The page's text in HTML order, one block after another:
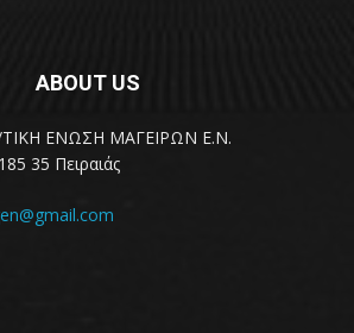
ABOUT US
ΕΝΩΣΗ ΜΑΓΕΙΡΩΝ Ε.Ν.
35 Πειραιάς